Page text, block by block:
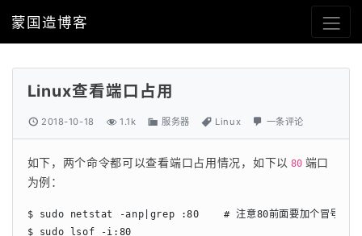
蒙国造博客
Linux查看端口占用
2018-10-18 1.1k 服务器 Linux 一条评论
如下，两个命令都可以查看端口占用情况，如下以 80 端口
为例：
$ sudo netstat -anp|grep :80    # 注意80前面要加个冒号，不然
$ sudo lsof -i:80